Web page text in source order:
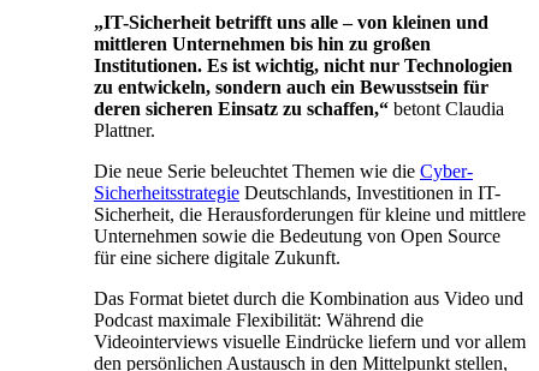
„IT-Sicherheit betrifft uns alle – von kleinen und
mittleren Unternehmen bis hin zu großen
Institutionen. Es ist wichtig, nicht nur Technologien
zu entwickeln, sondern auch ein Bewusstsein für
deren sicheren Einsatz zu schaffen,“ betont Claudia
Plattner.
Die neue Serie beleuchtet Themen wie die Cyber-
Sicherheitsstrategie Deutschlands, Investitionen in IT-
Sicherheit, die Herausforderungen für kleine und mittlere
Unternehmen sowie die Bedeutung von Open Source
für eine sichere digitale Zukunft.
Das Format bietet durch die Kombination aus Video und
Podcast maximale Flexibilität: Während die
Videointerviews visuelle Eindrücke liefern und vor allem
den persönlichen Austausch in den Mittelpunkt stellen,